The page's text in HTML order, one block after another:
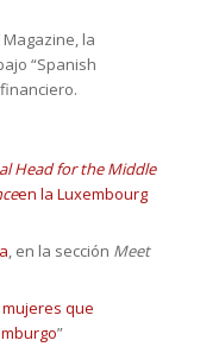
Magazine, la
“Spanish
Head for the Middle
en la Luxembourg
, en la sección Meet
que
”